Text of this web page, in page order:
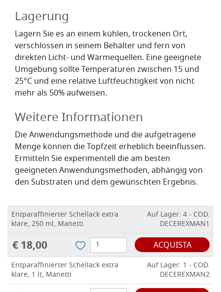
Lagerung
Lagern Sie es an einem kühlen, trockenen Ort,
verschlossen in seinem Behälter und fern von
direkten Licht- und Wärmequellen. Eine geeignete
Umgebung sollte Temperaturen zwischen 15 und
25°C und eine relative Luftfeuchtigkeit von nicht
mehr als 50% aufweisen.
Weitere Informationen
Die Anwendungsmethode und die aufgetragene
Menge können die Topfzeit erheblich beeinflussen.
Ermitteln Sie experimentell die am besten
geeigneten Anwendungsmethoden, abhängig von
den Substraten und dem gewünschten Ergebnis.
Entparaffinierter Schellack extra
klare, 250 ml, Manetti
Auf Lager: 4 - COD.
DECEREXMAN1
€ 18,00 ACQUISTA
Entparaffinierter Schellack extra
klare, 1 lt, Manetti
Auf Lager: 1 - COD.
DECEREXMAN2